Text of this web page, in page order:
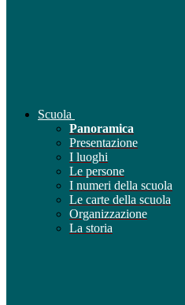
Scuola
Panoramica
Presentazione
I luoghi
Le persone
I numeri della scuola
Le carte della scuola
Organizzazione
La storia